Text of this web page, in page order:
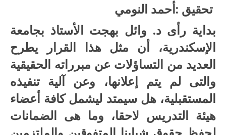
تحقيق :أحمد النومي
بداية رأى د. وائل بهجت الأستاذ بجامعة
الإسكندرية، أن مثل هذا القرار يطرح
العديد من التساؤلات عن مبرراته الحقيقية
والتى لم يتم إعلانها، وعن آلية تنفيذه
المستقبلية، هل سيمتد ليشمل كافة أعضاء
هيئة التدريس لاحقا، وما هى الضمانات